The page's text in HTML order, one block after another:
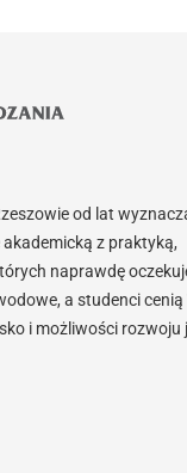
od lat
z praktyką,
naprawdę
a studenci cenią
i możliwości rozwoju